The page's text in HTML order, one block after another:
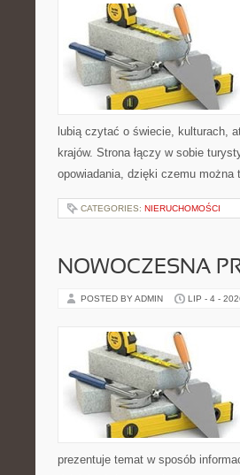
lubią czytać o świecie, kulturach,
krajów. Strona łączy w sobie
opowiadania, dzięki czemu
CATEGORIES: NIERUCHOMOŚCI
NOWOCZESNA
POSTED BY ADMIN LIP - 4 -
prezentuje temat w sposób